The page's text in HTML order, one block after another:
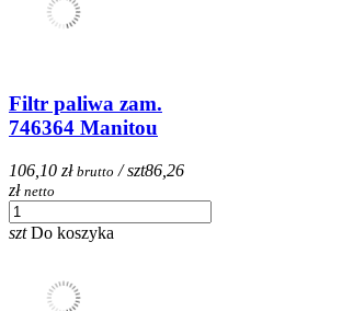
Filtr paliwa zam.
746364 Manitou
106,10 zł brutto / szt86,26
zł netto
szt Do koszyka